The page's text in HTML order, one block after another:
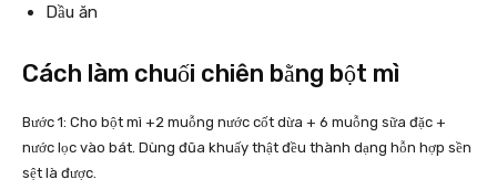
Dầu ăn
Cách làm chuối chiên bằng bột mì
Bước 1: Cho bột mì +2 muỗng nước cốt dừa + 6 muỗng sữa đặc +
nước lọc vào bát. Dùng đũa khuấy thật đều thành dạng hỗn hợp sền
sệt là được.